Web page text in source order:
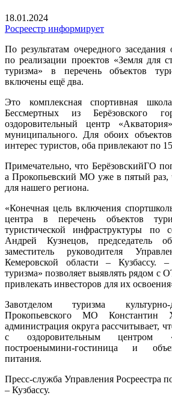
18.01.2024
Росреестр информирует
По результатам очередного заседания
по реализации проектов «Земля для
туризма» в перечень объектов
включены ещё два.
Это комплексная спортивная
Бессмертных из Берёзовского
оздоровительный центр
муниципального. Для обоих
интерес туристов, оба привлекают по
Примечательно, что БерёзовскийГО
а Прокопьевский МО уже в пятый раз,
для нашего региона.
«Конечная цель включения
центра в перечень объектов
туристической инфраструктуры по
Андрей Кузнецов, председатель
заместитель руководителя
Кемеровской области – Кузбассу.
туризма» позволяет выявлять рядом с
привлекать инвесторов для их
Завотделом туризма культурно-
Прокопьевского МО Константин
администрация округа рассчитывает,
с оздоровительным центром
построенымини-гостиница и
питания.
Пресс-служба Управления Росреестра
– Кузбассу.